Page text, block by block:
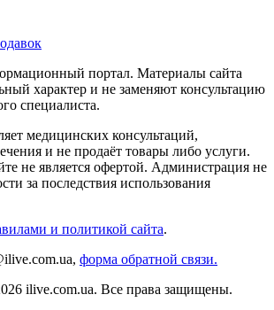
портал. Материалы сайта
характер и не заменяют консультацию
специалиста.
медицинских консультаций,
и не продаёт товары либо услуги.
не является офертой. Администрация не
за последствия использования
и политикой сайта.
форма обратной связи.
ilive.com.ua. Все права защищены.